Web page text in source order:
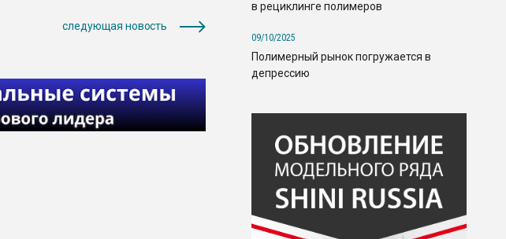
следующая новость
в рециклинге полимеров
09/10/2025
Полимерный рынок погружается в
депрессию